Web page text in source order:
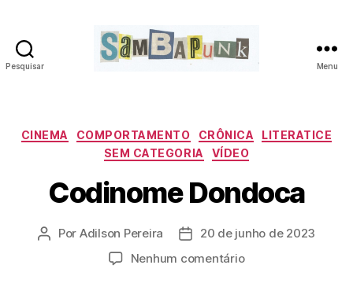
Pesquisar Menu
Categorias
CINEMA COMPORTAMENTO CRÔNICA
LITERATICE
SEM CATEGORIA
VÍDEO
Codinome Dondoca
Autor
Por Adilson Pereira
Data20 de junho de 2023
Nenhum comentárioem